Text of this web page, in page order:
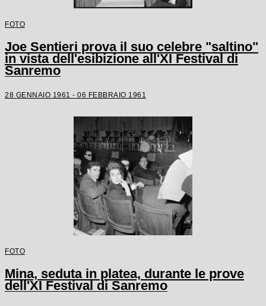
FOTO
Joe Sentieri prova il suo celebre "saltino"
in vista dell'esibizione all'XI Festival di
Sanremo
28 GENNAIO 1961 - 06 FEBBRAIO 1961
FOTO
Mina, seduta in platea, durante le prove
dell'XI Festival di Sanremo